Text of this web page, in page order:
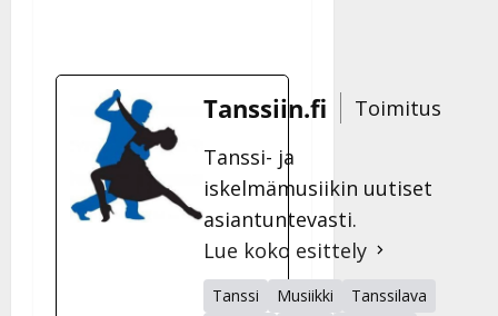
Tanssiin.fi
Toimitus
Tanssi- ja
iskelmämusiikin uutiset
asiantuntevasti.
Lue koko esittely
Tanssi Musiikki
Tanssilava